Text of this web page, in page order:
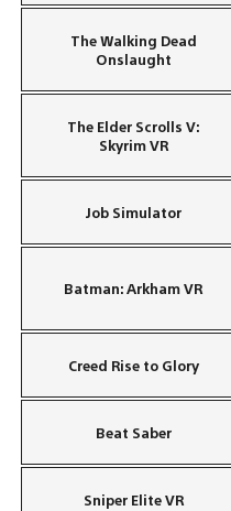
The Walking Dead
Onslaught
The Elder Scrolls V:
Skyrim VR
Job Simulator
Batman: Arkham VR
Creed Rise to Glory
Beat Saber
Sniper Elite VR